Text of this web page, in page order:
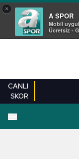
×
A SPOR
Mobil
Ücretsiz -
CANLI
SKOR